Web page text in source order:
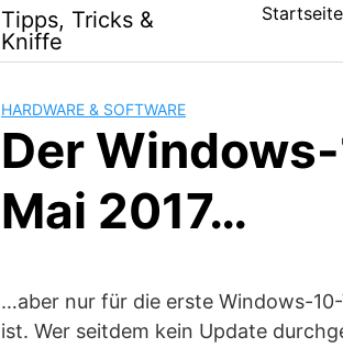
Tipps, Tricks &
Kniffe
Startseite
HARDWARE & SOFTWARE
Der
Mai 2017…
…aber nur für die erste Windows-
ist. Wer seitdem kein Update